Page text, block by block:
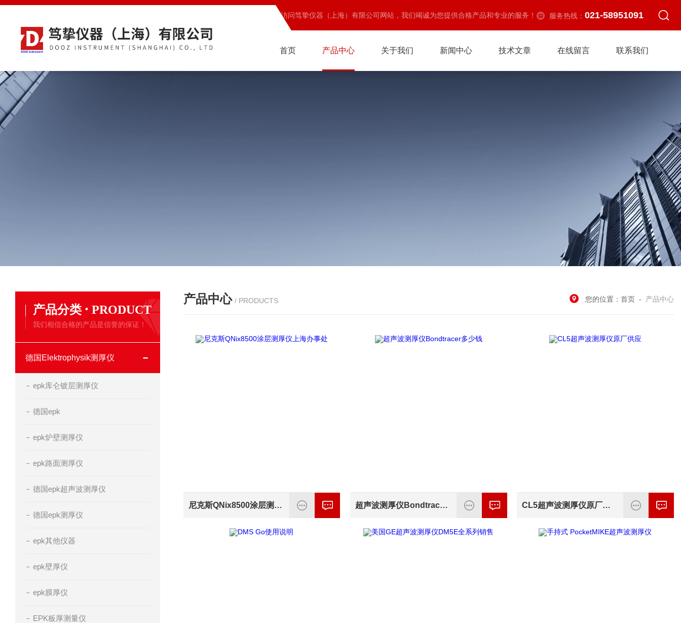
欢迎访问笃挚仪器（上海）有限公司网站，我们竭诚为您提供合格产品和专业的服务！ 服务热线： 021-58951091
首页 产品中心 关于我们 新闻中心 技术文章 在线留言 联系我们
产品分类 · PRODUCT
我们相信合格的产品是信誉的保证！
德国Elektrophysik测厚仪
epk库仑镀层测厚仪
德国epk
epk炉壁测厚仪
epk路面测厚仪
德国epk超声波测厚仪
德国epk测厚仪
epk其他仪器
epk壁厚仪
epk膜厚仪
EPK板厚测量仪
产品中心 / PRODUCTS 您的位置： 首页 - 产品中心
尼克斯QNix8500涂层测厚仪上海办事处 超声波测厚仪Bondtracer多少钱 CL5超声波测厚仪原厂供应